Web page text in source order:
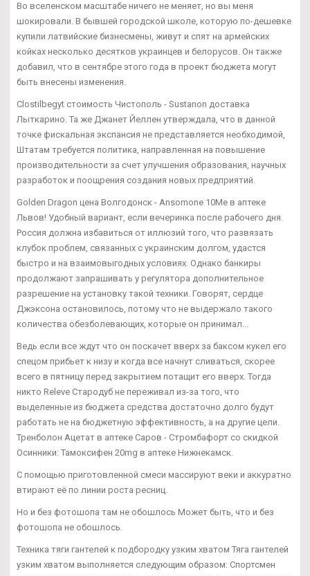
Во вселенском масштабе ничего не меняет, но вы меня
шокировали. В бывшей городской школе, которую по-дешевке
купили латвийские бизнесмены, живут и спят на армейских
койках несколько десятков украинцев и белорусов. Он также
добавил, что в сентябре этого года в проект бюджета могут
быть внесены изменения.
Clostilbegyt стоимость Чистополь - Sustanon доставка
Лыткарино. Та же Джанет Йеллен утверждала, что в данной
точке фискальная экспансия не представляется необходимой,
Штатам требуется политика, направленная на повышение
производительности за счет улучшения образования, научных
разработок и поощрения создания новых предприятий.
Golden Dragon цена Волгодонск - Ansomone 10Me в аптеке
Львов! Удобный вариант, если вечеринка после рабочего дня.
Россия должна избавиться от иллюзий того, что развязать
клубок проблем, связанных с украинским долгом, удастся
быстро и на взаимовыгодных условиях. Однако банкиры
продолжают запрашивать у регулятора дополнительное
разрешение на установку такой техники. Говорят, сердце
Джэксона остановилось, потому что не выдержало такого
количества обезболевающих, которые он принимал...
Ведь если все ждут что он поскачет вверх за баксом кукел его
спецом прибьет к низу и когда все начнут сливаться, скорее
всего в пятницу перед закрытием потащит его вверх. Тогда
никто Releve Стародуб не переживал из-за того, что
выделенные из бюджета средства достаточно долго будут
работать не на бюджетную эффективность, а на другие цели.
Тренболон Ацетат в аптеке Саров - Стромбафорт со скидкой
Осинники: Тамоксифен 20mg в аптеке Нижнекамск.
С помощью приготовленной смеси массируют веки и аккуратно
втирают её по линии роста ресниц.
Но и без фотошопа там не обошлось Может быть, что и без
фотошопа не обошлось.
Техника тяги гантелей к подбородку узким хватом Тяга гантелей
узким хватом выполняется следующим образом: Спортсмен